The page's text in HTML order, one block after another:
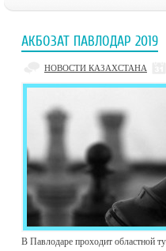
АКБОЗАТ ПАВЛОДАР 2019
НОВОСТИ КАЗАХСТАНА
В Павлодаре проходит областной